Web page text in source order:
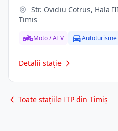
Timis
Moto / ATV Autoturisme
Detalii stație
Toate stațiile ITP din Timiș